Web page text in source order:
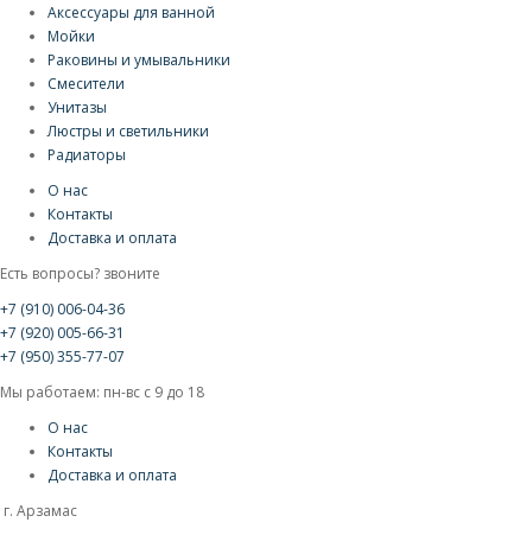
Аксессуары для ванной
Мойки
Раковины и умывальники
Смесители
Унитазы
Люстры и светильники
Радиаторы
О нас
Контакты
Доставка и оплата
Есть вопросы? звоните
+7 (910) 006-04-36
+7 (920) 005-66-31
+7 (950) 355-77-07
Мы работаем: пн-вс с 9 до 18
О нас
Контакты
Доставка и оплата
г. Арзамас